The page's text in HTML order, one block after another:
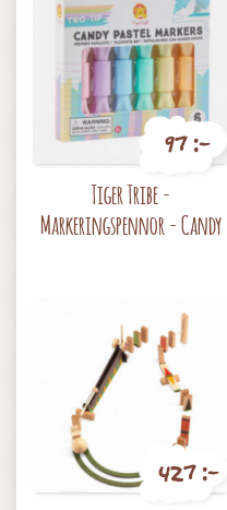
97 :-
Tiger Tribe -
Markeringspennor - Candy
427 :-